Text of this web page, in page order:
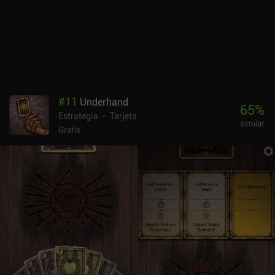
#11 Underhand
Estrategia
Tarjeta
Gratis
65%
similar